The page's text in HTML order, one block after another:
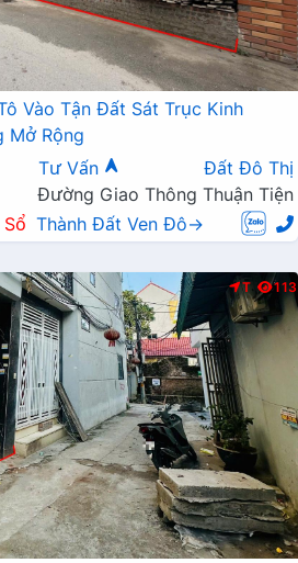
Vào Tận Đất Sát Trục Kinh
Mở Rộng
Tư Vấn
Đất Đô Thị
Đường Giao Thông Thuận Tiện
Thành Đất Ven Đô→
T 113